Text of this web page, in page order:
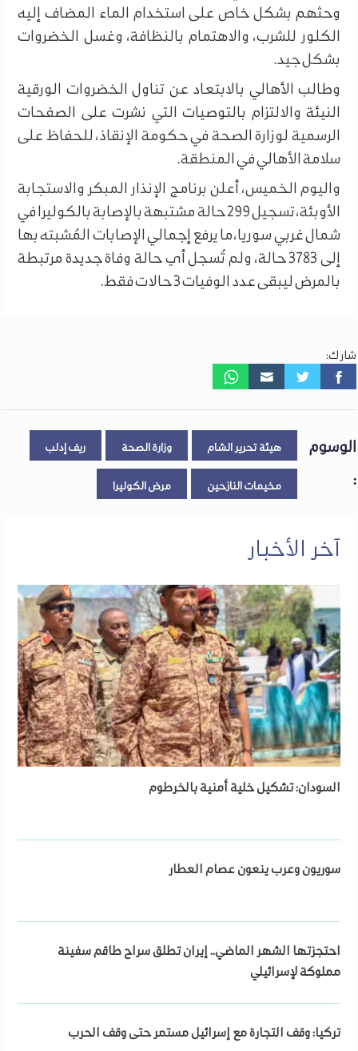
وحثهم بشكل خاص على استخدام الماء المضاف إليه
الكلور للشرب، والاهتمام بالنظافة، وغسل الخضروات
بشكل جيد.
وطالب الأهالي بالابتعاد عن تناول الخضروات الورقية
النيئة والالتزام بالتوصيات التي نشرت على الصفحات
الرسمية لوزارة الصحة في حكومة الإنقاذ، للحفاظ على
سلامة الأهالي في المنطقة.
واليوم الخميس، أعلن برنامج الإنذار المبكر والاستجابة
الأوبئة، تسجيل 299 حالة مشتبهة بالإصابة بالكوليرا في
شمال غربي سوريا، ما يرفع إجمالي الإصابات المُشبته بها
إلى 3783 حالة، ولم تُسجل أي حالة وفاة جديدة مرتبطة
بالمرض ليبقى عدد الوفيات 3 حالات فقط.
شارك:
الوسوم
:
هيئة تحرير الشام وزارة الصحة ريف إدلب
مخيمات النازحين مرض الكوليرا
آخر الأخبار
السودان: تشكيل خلية أمنية بالخرطوم
سوريون وعرب ينعون عصام العطار
احتجزتها الشهر الماضي.. إيران تطلق سراح طاقم سفينة
مملوكة لإسرائيلي
تركيا: وقف التجارة مع إسرائيل مستمر حتى وقف الحرب